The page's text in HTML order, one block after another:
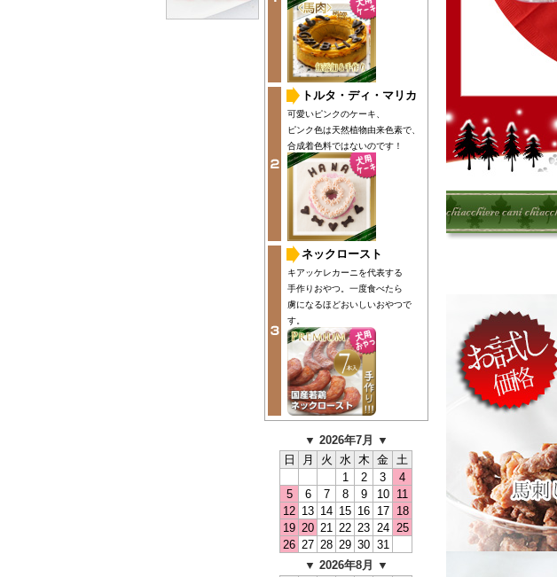
トルタ・ディ・マリカ
可愛いピンクのケーキ、
ピンク色は天然植物由来色素で、
合成着色料ではないのです！
ネックロースト
キアッケレカーニを代表する
手作りおやつ。一度食べたら
虜になるほどおいしいおやつで
す。
▼ 2026年7月 ▼
日
月 火 水 木 金 土
1
2 3
4
5
6 7 8 9 10
11
12 13 14 15 16 17
18
19 20 21 22 23 24 25
26 27 28 29 30 31
▼ 2026年8月 ▼